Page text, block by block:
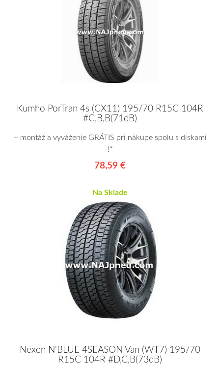
Kumho PorTran 4s (CX11) 195/70 R15C 104R
#C,B,B(71dB)
+ montáž a vyváženie GRÁTIS pri nákupe spolu s diskami
!*
78,59 €
Na Sklade
Nexen N'BLUE 4SEASON Van (WT7) 195/70
R15C 104R #D,C,B(73dB)